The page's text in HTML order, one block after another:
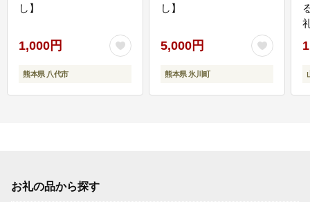
し】
1,000円
熊本県 八代市
し】
5,000円
熊本県 氷川町
お礼の品から探す